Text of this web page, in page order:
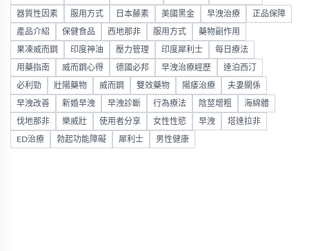
器質性因素 服用方式 日本藤素 美國黑金 早洩治療 正品保障
產品介紹 保健食品 西地那非 服用方式 藥物副作用
果凍威而鋼 印度神油 壓力管理 印度犀利士 每日療法
用藥指南 威而鋼心得 德國必邦 早洩治療經歷 達泊西汀
必利勁 壯陽藥物 威而鋼 雙效藥物 陽痿治療 夫妻關係
早洩改善 新婚早洩 早洩診斷 行為療法 陰莖增粗 海綿體
伐地那非 樂威壯 使用者分享 女性性慾 早洩 塔達拉非
ED治療 勃起功能障礙 犀利士 男性健康